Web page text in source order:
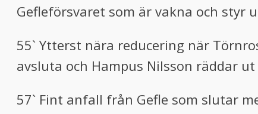
Gefleförsvaret som är vakna och styr
55` Ytterst nära reducering när
avsluta och Hampus Nilsson räddar
57` Fint anfall från Gefle som slutar